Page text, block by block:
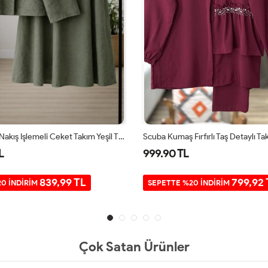
Tek Düğmeli Nakış Işlemeli Ceket Takım Yeşil TB8084
İNDİRİM 839,99 TL
999.90 TL
SEPETTE %20 İNDİRİM 799,92
Çok Satan Ürünler